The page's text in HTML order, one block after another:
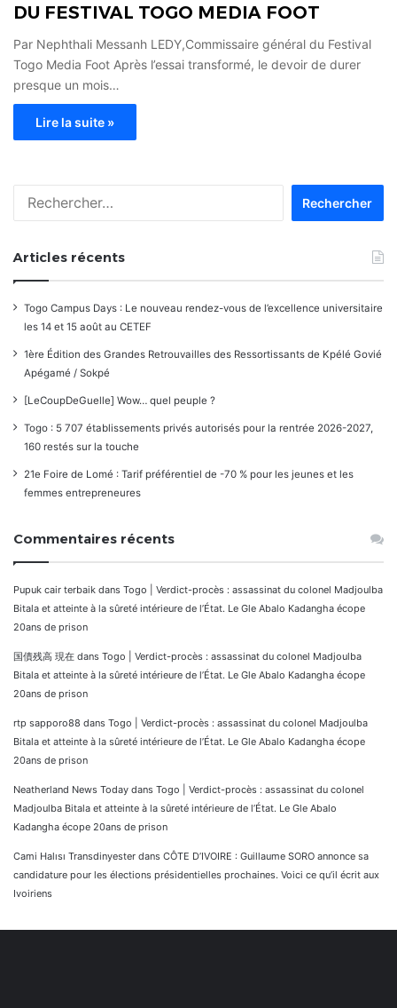
DU FESTIVAL TOGO MEDIA FOOT
Par Nephthali Messanh LEDY,Commissaire général du Festival
Togo Media Foot Après l’essai transformé, le devoir de durer
presque un mois…
Lire la suite »
Articles récents
Togo Campus Days : Le nouveau rendez-vous de l’excellence universitaire
les 14 et 15 août au CETEF
1ère Édition des Grandes Retrouvailles des Ressortissants de Kpélé Govié
Apégamé / Sokpé
[LeCoupDeGuelle] Wow… quel peuple ?
Togo : 5 707 établissements privés autorisés pour la rentrée 2026-2027,
160 restés sur la touche
21e Foire de Lomé : Tarif préférentiel de -70 % pour les jeunes et les
femmes entrepreneures
Commentaires récents
Pupuk cair terbaik dans Togo | Verdict-procès : assassinat du colonel Madjoulba
Bitala et atteinte à la sûreté intérieure de l’État. Le Gle Abalo Kadangha écope
20ans de prison
国債残高 現在 dans Togo | Verdict-procès : assassinat du colonel Madjoulba
Bitala et atteinte à la sûreté intérieure de l’État. Le Gle Abalo Kadangha écope
20ans de prison
rtp sapporo88 dans Togo | Verdict-procès : assassinat du colonel Madjoulba
Bitala et atteinte à la sûreté intérieure de l’État. Le Gle Abalo Kadangha écope
20ans de prison
Neatherland News Today dans Togo | Verdict-procès : assassinat du colonel
Madjoulba Bitala et atteinte à la sûreté intérieure de l’État. Le Gle Abalo
Kadangha écope 20ans de prison
Cami Halısı Transdinyester dans CÔTE D’IVOIRE : Guillaume SORO annonce sa
candidature pour les élections présidentielles prochaines. Voici ce qu’il écrit aux
Ivoiriens